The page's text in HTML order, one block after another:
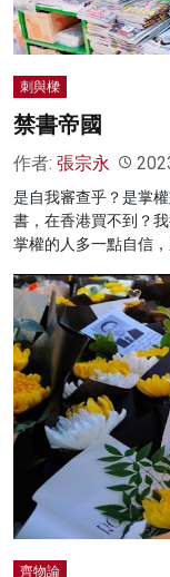
刺與樑
禁書帝國
作者: 張宗永
是自我審查乎？是掌
書，在香港買不到？
掌權的人多一點自信
齊物論